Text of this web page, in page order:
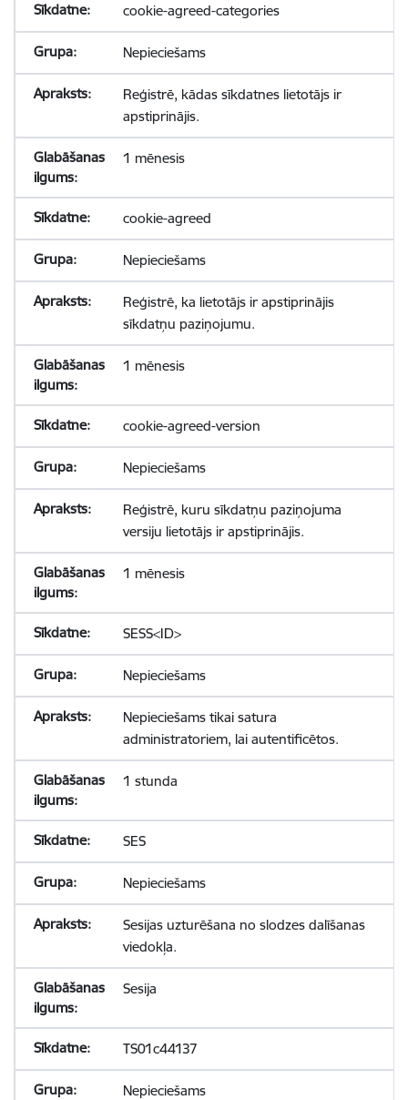
cookie-agreed-categories
Nepieciešams
Reģistrē, kādas sīkdatnes lietotājs ir
apstiprinājis.
1 mēnesis
cookie-agreed
Nepieciešams
Reģistrē, ka lietotājs ir apstiprinājis
sīkdatņu paziņojumu.
1 mēnesis
cookie-agreed-version
Nepieciešams
Reģistrē, kuru sīkdatņu paziņojuma
versiju lietotājs ir apstiprinājis.
1 mēnesis
SESS<ID>
Nepieciešams
Nepieciešams tikai satura
administratoriem, lai autentificētos.
1 stunda
SES
Nepieciešams
Sesijas uzturēšana no slodzes dalīšanas
viedokļa.
Sesija
TS01c44137
Nepieciešams